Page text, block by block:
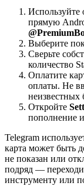
Используйте
прямую
Выберите
Сверьте
количество
Оплатите
оплаты. Не
неизвестных
Откройте
пополнение
Telegram
карта может быть
не показан или
подряд —
инструменту или